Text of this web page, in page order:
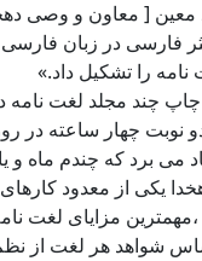
فارسی در زبان
را تشکیل داد.»
چاپ چند مجلد لغت
نوبت چهار ساعته در
می برد که چندم ماه
یکی از معدود
،مهمترین مزایای لغت
شواهد هر لغت از